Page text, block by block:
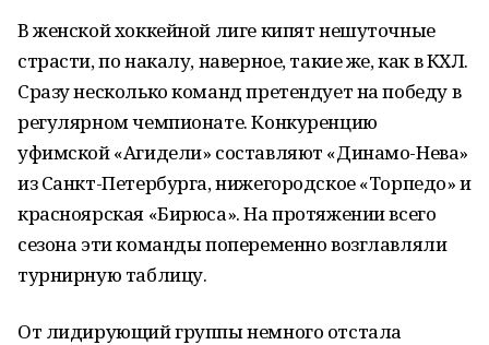
В женской хоккейной лиге кипят нешуточные
страсти, по накалу, наверное, такие же, как в КХЛ.
Сразу несколько команд претендует на победу в
регулярном чемпионате. Конкуренцию
уфимской «Агидели» составляют «Динамо-Нева»
из Санкт-Петербурга, нижегородское «Торпедо» и
красноярская «Бирюса». На протяжении всего
сезона эти команды попеременно возглавляли
турнирную таблицу.
От лидирующий группы немного отстала